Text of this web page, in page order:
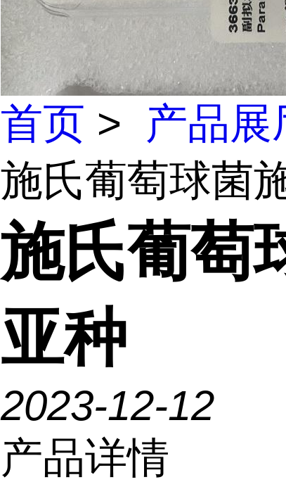
首页 > 产品展
施氏葡萄球菌
施氏葡萄
亚种
2023-12-12
产品详情